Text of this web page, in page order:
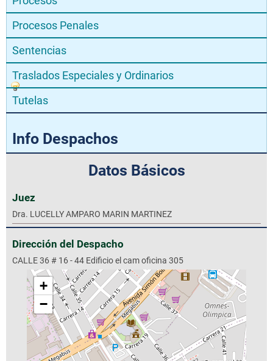
Procesos Penales
Sentencias
Traslados Especiales y Ordinarios
Tutelas
Info Despachos
Datos Básicos
Juez
Dra. LUCELLY AMPARO MARIN MARTINEZ
Dirección del Despacho
CALLE 36 # 16 - 44 Edificio el cam oficina 305
+
−